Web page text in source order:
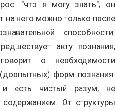
"что я могу знать"; он
на него можно только после
способности.
акту познания,
о необходимости
форм познания.
есть чистый разум, не
От структуры